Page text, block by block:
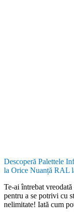
Descoperă Palettele
la Orice Nuanță RAL
Te-ai întrebat
pentru a se potrivi cu
nelimitate! Iată cum